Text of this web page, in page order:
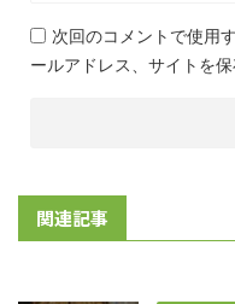
次回のコメントで使用
ールアドレス、サイトを保
関連記事